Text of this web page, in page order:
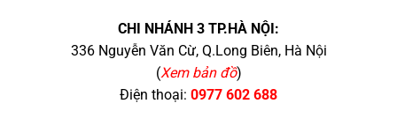
CHI NHÁNH 3 TP.HÀ NỘI:
336 Nguyễn Văn Cừ, Q.Long Biên, Hà Nội
(Xem bản đồ)
Điện thoại: 0977 602 688